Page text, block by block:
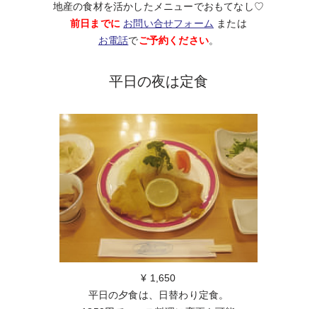
地産の食材を活かしたメニューでおもてなし♡
前日までに お問い合せフォーム または
お電話でご予約ください。
平日の夜は定食
¥ 1,650
平日の夕食は、日替わり定食。